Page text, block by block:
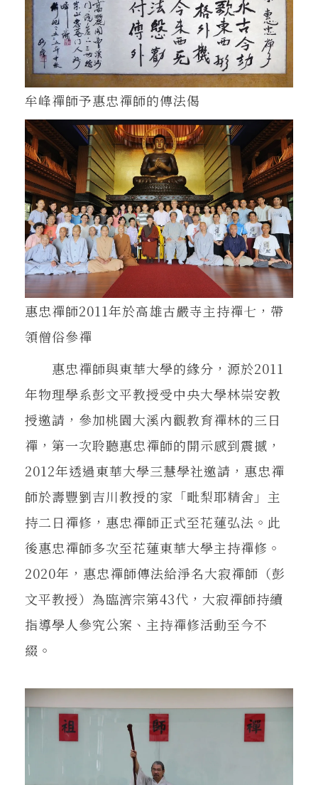
牟峰禪師予惠忠禪師的傳法偈
惠忠禪師2011年於高雄古嚴寺主持禪七，帶
領僧俗參禪
惠忠禪師與東華大學的緣分，源於2011
年物理學系彭文平教授受中央大學林崇安教
授邀請，參加桃園大溪內觀教育禪林的三日
禪，第一次聆聽惠忠禪師的開示感到震撼，
2012年透過東華大學三慧學社邀請，惠忠禪
師於壽豐劉吉川教授的家「毗梨耶精舍」主
持二日禪修，惠忠禪師正式至花蓮弘法。此
後惠忠禪師多次至花蓮東華大學主持禪修。
2020年，惠忠禪師傳法給淨名大寂禪師（彭
文平教授）為臨濟宗第43代，大寂禪師持續
指導學人參究公案、主持禪修活動至今不
綴。